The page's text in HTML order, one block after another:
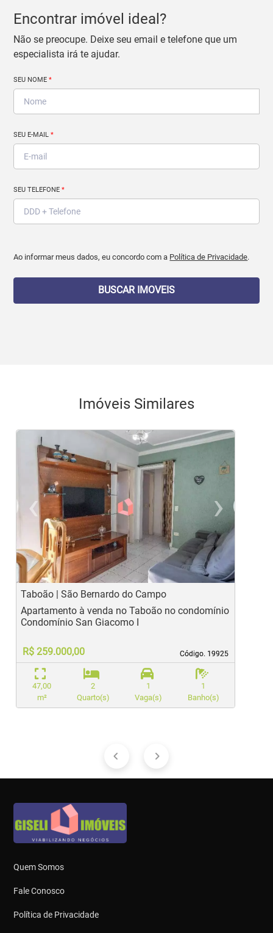
Encontrar imóvel ideal?
Não se preocupe. Deixe seu email e telefone que um
especialista irá te ajudar.
SEU NOME*
SEU E-MAIL*
SEU TELEFONE*
Ao informar meus dados, eu concordo com a Política de Privacidade.
BUSCAR IMOVEIS
Imóveis Similares
<
‹
Previous
›
Taboão | São Bernardo do Campo
Código. 19925
Código. 19925
Apartamento à venda no Taboão no condomínio
Condomínio San Giacomo I
R$ 259.000,00
47,00
m²
2
Quarto(s)
1
Vaga(s)
1
Banho(s)
Quem Somos
Fale Conosco
Política de Privacidade